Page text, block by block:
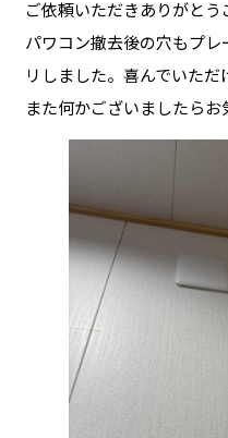
ご依頼いただきありがとう
パワコン撤去後の穴もプ
リしました。喜んでいただ
また何かございましたら